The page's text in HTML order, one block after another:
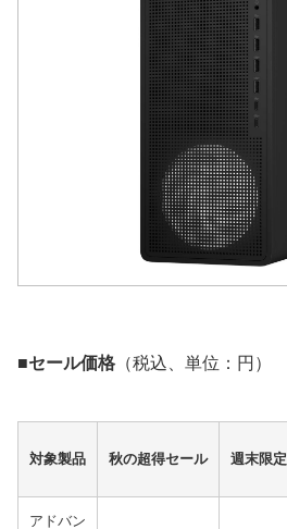
■セール価格 （税込、単位：円）
対象製品 秋の超得セール 週末限定
アドバン